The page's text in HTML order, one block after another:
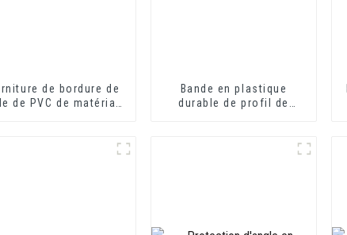
de bordure de
de PVC de matériau
Bande en plastique
durable de profil de